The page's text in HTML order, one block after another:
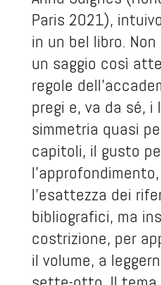
Paris 2021),
in un bel libro.
un saggio così
regole
pregi e, va da sé,
simmetria quasi
capitoli, il gusto
l’esattezza dei
bibliografici, ma
costrizione, per
il volume, a